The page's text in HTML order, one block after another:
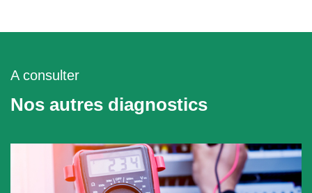
A consulter
Nos autres diagnostics